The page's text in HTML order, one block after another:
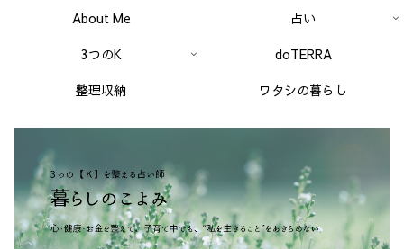
About Me
占い
3つのK
doTERRA
整理収納
ワタシの暮らし